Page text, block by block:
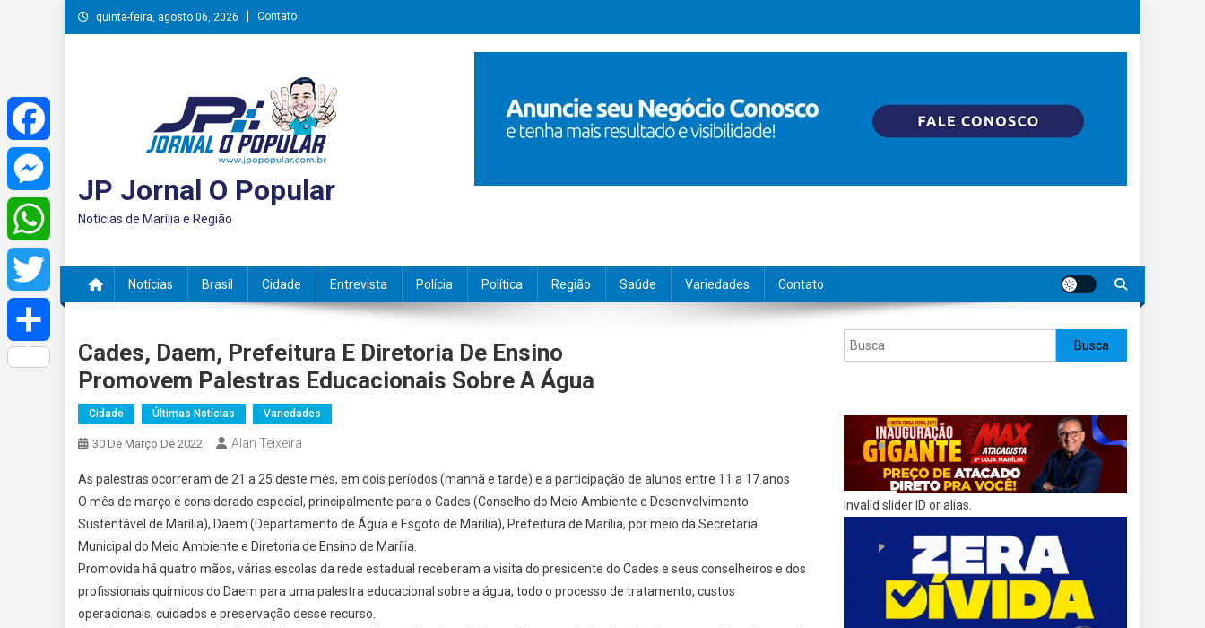
Skip
to
quinta-feira, agosto 06, 2026 Contato
JP Jornal O Popular
Notícias de Marília e Região
Notícias Brasil Cidade Entrevista Polícia Política Região Saúde Variedades Contato
Cades, Daem, Prefeitura E Diretoria De Ensino
Promovem Palestras Educacionais Sobre A Água
Cidade Últimas Notícias Variedades
30 De Março De 2022 Alan Teixeira
As palestras ocorreram de 21 a 25 deste mês, em dois períodos (manhã e tarde) e a participação de alunos entre 11 a 17 anos
O mês de março é considerado especial, principalmente para o Cades (Conselho do Meio Ambiente e Desenvolvimento
Sustentável de Marília), Daem (Departamento de Água e Esgoto de Marília), Prefeitura de Marília, por meio da Secretaria
Municipal do Meio Ambiente e Diretoria de Ensino de Marília.
Promovida há quatro mãos, várias escolas da rede estadual receberam a visita do presidente do Cades e seus conselheiros e dos
profissionais químicos do Daem para uma palestra educacional sobre a água, todo o processo de tratamento, custos
operacionais, cuidados e preservação desse recurso.
Pesquisar Busca
Invalid slider ID or alias.
Facebook
Messenger
WhatsApp
Twitter
Share